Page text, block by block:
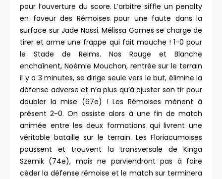
pour l’ouverture du score. L’arbitre siffle un penalty
en faveur des Rémoises pour une faute dans la
surface sur Jade Nassi. Mélissa Gomes se charge de
tirer et arme une frappe qui fait mouche ! 1-0 pour
le Stade de Reims. Nos Rouge et Blanche
enchaînent, Noémie Mouchon, rentrée sur le terrain
il y a 3 minutes, se dirige seule vers le but, élimine la
défense adverse et n’a plus qu’à ajuster son tir pour
doubler la mise (67e) ! Les Rémoises mènent à
présent 2-0. On assiste alors à une fin de match
animée entre les deux formations qui livrent une
véritable bataille sur le terrain. Les Floriacumoises
poussent et trouvent la transversale de Kinga
Szemik (74e), mais ne parviendront pas à faire
céder la défense rémoise et le match sur terminera